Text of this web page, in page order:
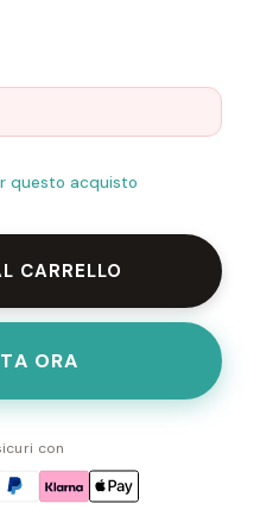
questo acquisto
CARRELLO
ORA
con